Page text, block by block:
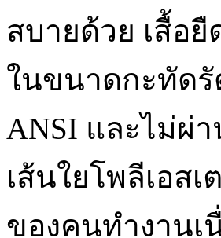
สบายด้วย เสื้อ
ในขนาดกะทัดรั
ANSI และไม่ผ่
เส้นใยโพลีเอส
ของคนทำงาน